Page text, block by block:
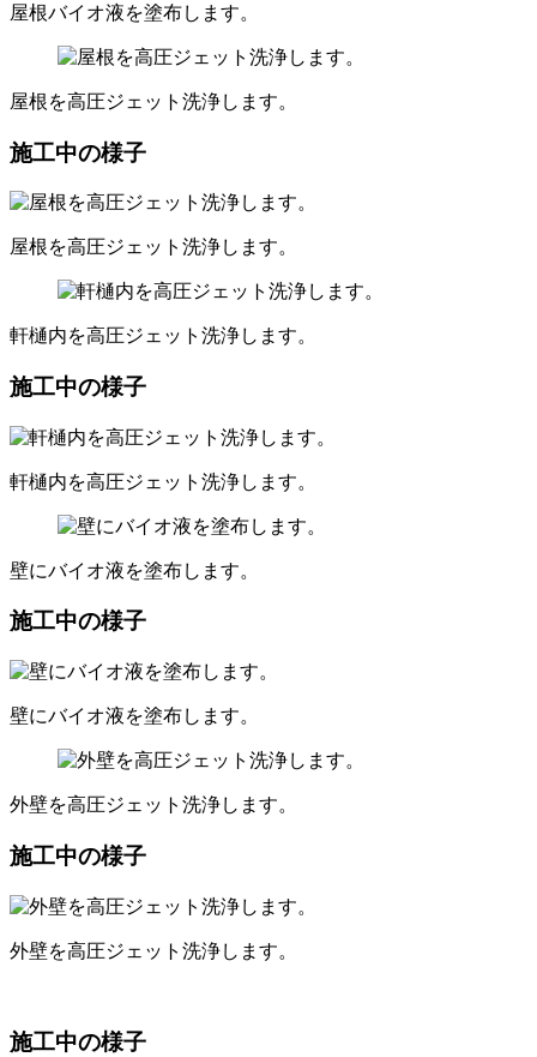
屋根バイオ液を塗布します。
屋根を高圧ジェット洗浄します。
施工中の様子
屋根を高圧ジェット洗浄します。
軒樋内を高圧ジェット洗浄します。
施工中の様子
軒樋内を高圧ジェット洗浄します。
壁にバイオ液を塗布します。
施工中の様子
壁にバイオ液を塗布します。
外壁を高圧ジェット洗浄します。
施工中の様子
外壁を高圧ジェット洗浄します。
施工中の様子